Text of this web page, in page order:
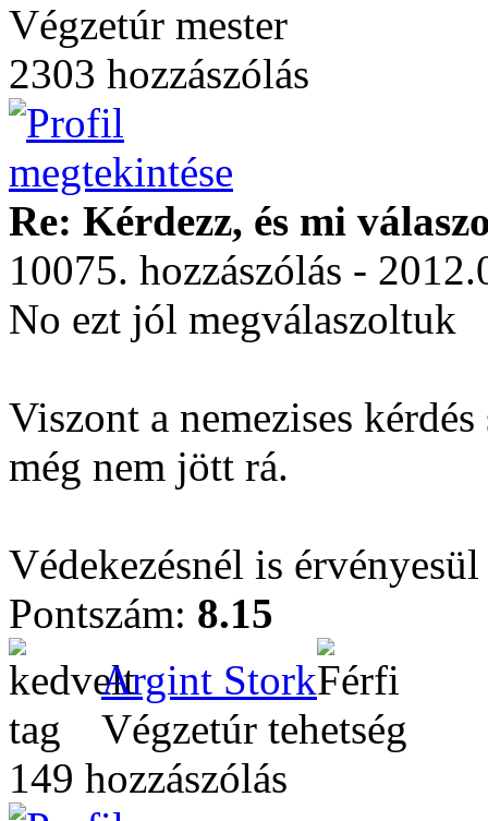
Végzetúr mester
2303 hozzászólás
Re: Kérdezz, és mi
10075. hozzászólás -
No ezt jól megválaszoltuk
Viszont a nemezises
még nem jött rá.
Védekezésnél is
Pontszám: 8.15
Argint Stork
Végzetúr tehetség
149 hozzászólás